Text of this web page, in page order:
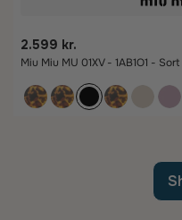
2.599 kr.
Miu Miu MU 01XV - 1AB1O1 - Sort